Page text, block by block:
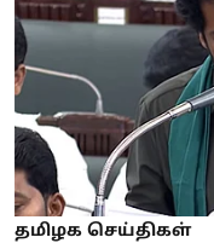
தமிழக செய்திகள்